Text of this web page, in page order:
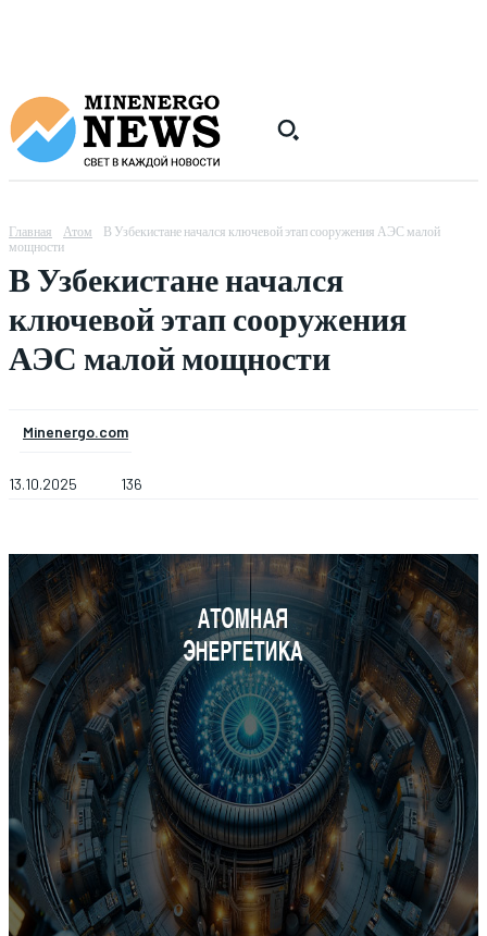
Главная Атом
В Узбекистане начался ключевой этап сооружения АЭС малой
мощности
В Узбекистане начался
ключевой этап сооружения
АЭС малой мощности
Minenergo.com
13.10.2025 136